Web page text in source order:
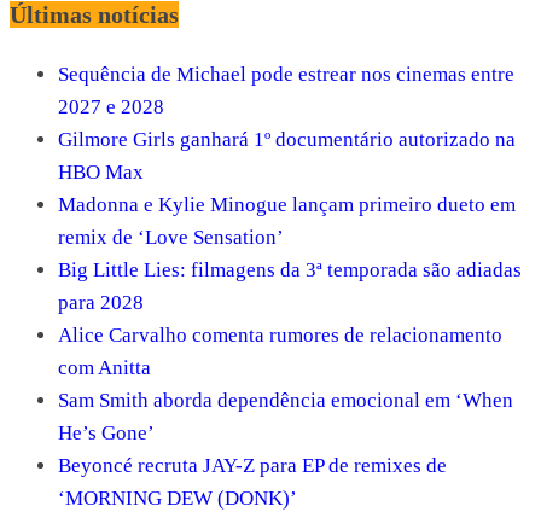
Últimas notícias
Sequência de Michael pode estrear nos cinemas entre
2027 e 2028
Gilmore Girls ganhará 1º documentário autorizado na
HBO Max
Madonna e Kylie Minogue lançam primeiro dueto em
remix de ‘Love Sensation’
Big Little Lies: filmagens da 3ª temporada são adiadas
para 2028
Alice Carvalho comenta rumores de relacionamento
com Anitta
Sam Smith aborda dependência emocional em ‘When
He’s Gone’
Beyoncé recruta JAY-Z para EP de remixes de
‘MORNING DEW (DONK)’